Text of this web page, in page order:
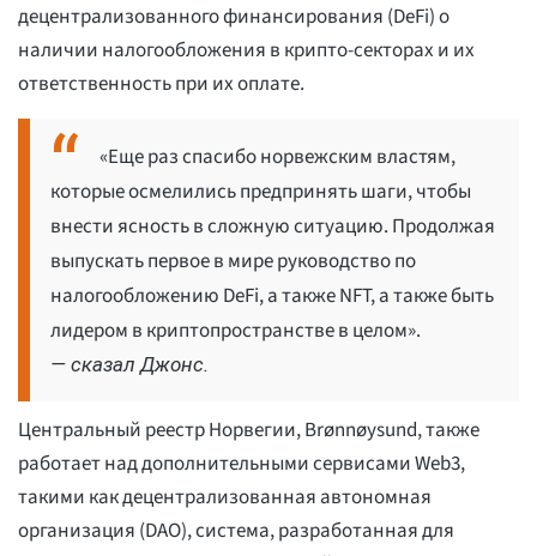
децентрализованного финансирования (DeFi) о
наличии налогообложения в крипто-секторах и их
ответственность при их оплате.
«Еще раз спасибо норвежским властям,
которые осмелились предпринять шаги, чтобы
внести ясность в сложную ситуацию. Продолжая
выпускать первое в мире руководство по
налогообложению DeFi, а также NFT, а также быть
лидером в криптопространстве в целом».
— сказал Джонс.
Центральный реестр Норвегии, Brønnøysund, также
работает над дополнительными сервисами Web3,
такими как децентрализованная автономная
организация (DAO), система, разработанная для